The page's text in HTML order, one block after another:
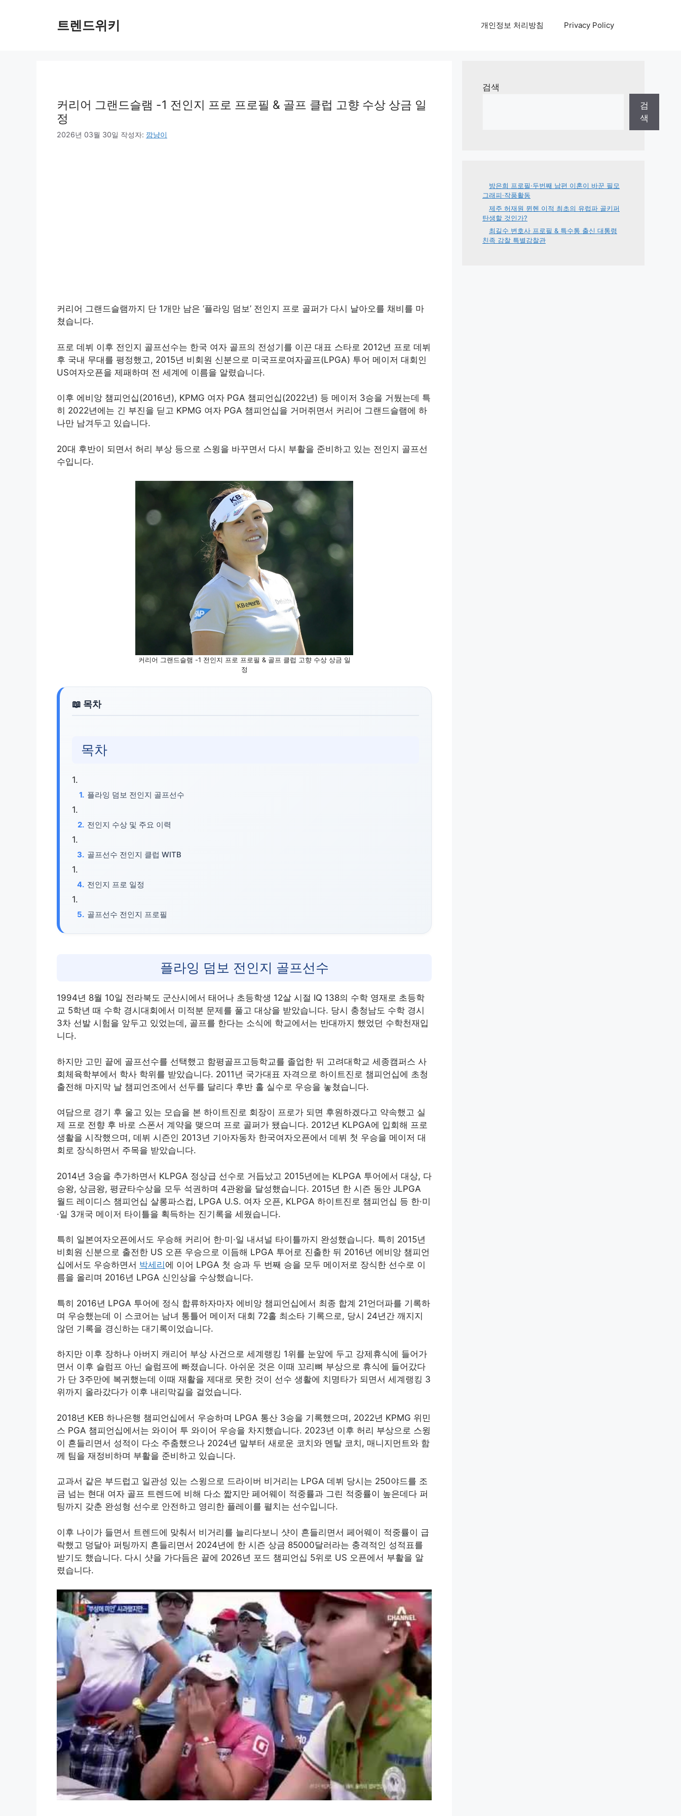
트렌드위키 개인정보 처리방침 Privacy Policy
커리어 그랜드슬램 -1 전인지 프로 프로필 & 골프 클럽 고향 수상 상금 일
정
2026년 03월 30일 작성자: 깜냥이
커리어 그랜드슬램까지 단 1개만 남은 ‘플라잉 덤보’ 전인지 프로 골퍼가 다시 날아오를 채비를 마
쳤습니다.
프로 데뷔 이후 전인지 골프선수는 한국 여자 골프의 전성기를 이끈 대표 스타로 2012년 프로 데뷔
후 국내 무대를 평정했고, 2015년 비회원 신분으로 미국프로여자골프(LPGA) 투어 메이저 대회인
US여자오픈을 제패하며 전 세계에 이름을 알렸습니다.
이후 에비앙 챔피언십(2016년), KPMG 여자 PGA 챔피언십(2022년) 등 메이저 3승을 거뒀는데 특
히 2022년에는 긴 부진을 딛고 KPMG 여자 PGA 챔피언십을 거머쥐면서 커리어 그랜드슬램에 하
나만 남겨두고 있습니다.
20대 후반이 되면서 허리 부상 등으로 스윙을 바꾸면서 다시 부활을 준비하고 있는 전인지 골프선
수입니다.
커리어 그랜드슬램 -1 전인지 프로 프로필 & 골프 클럽 고향 수상 상금 일
정
목차
플라잉 덤보 전인지 골프선수
전인지 수상 및 주요 이력
골프선수 전인지 클럽 WITB
전인지 프로 일정
골프선수 전인지 프로필
플라잉 덤보 전인지 골프선수
1994년 8월 10일 전라북도 군산시에서 태어나 초등학생 12살 시절 IQ 138의 수학 영재로 초등학
교 5학년 때 수학 경시대회에서 미적분 문제를 풀고 대상을 받았습니다. 당시 충청남도 수학 경시
3차 선발 시험을 앞두고 있었는데, 골프를 한다는 소식에 학교에서는 반대까지 했었던 수학천재입
니다.
하지만 고민 끝에 골프선수를 선택했고 함평골프고등학교를 졸업한 뒤 고려대학교 세종캠퍼스 사
회체육학부에서 학사 학위를 받았습니다. 2011년 국가대표 자격으로 하이트진로 챔피언십에 초청
출전해 마지막 날 챔피언조에서 선두를 달리다 후반 홀 실수로 우승을 놓쳤습니다.
여담으로 경기 후 울고 있는 모습을 본 하이트진로 회장이 프로가 되면 후원하겠다고 약속했고 실
제 프로 전향 후 바로 스폰서 계약을 맺으며 프로 골퍼가 됐습니다. 2012년 KLPGA에 입회해 프로
생활을 시작했으며, 데뷔 시즌인 2013년 기아자동차 한국여자오픈에서 데뷔 첫 우승을 메이저 대
회로 장식하면서 주목을 받았습니다.
2014년 3승을 추가하면서 KLPGA 정상급 선수로 거듭났고 2015년에는 KLPGA 투어에서 대상, 다
승왕, 상금왕, 평균타수상을 모두 석권하며 4관왕을 달성했습니다. 2015년 한 시즌 동안 JLPGA
월드 레이디스 챔피언십 살롱파스컵, LPGA U.S. 여자 오픈, KLPGA 하이트진로 챔피언십 등 한·미
·일 3개국 메이저 타이틀을 획득하는 진기록을 세웠습니다.
특히 일본여자오픈에서도 우승해 커리어 한·미·일 내셔널 타이틀까지 완성했습니다. 특히 2015년
비회원 신분으로 출전한 US 오픈 우승으로 이듬해 LPGA 투어로 진출한 뒤 2016년 에비앙 챔피언
십에서도 우승하면서 박세리 에 이어 LPGA 첫 승과 두 번째 승을 모두 메이저로 장식한 선수로 이
름을 올리며 2016년 LPGA 신인상을 수상했습니다.
특히 2016년 LPGA 투어에 정식 합류하자마자 에비앙 챔피언십에서 최종 합계 21언더파를 기록하
며 우승했는데 이 스코어는 남녀 통틀어 메이저 대회 72홀 최소타 기록으로, 당시 24년간 깨지지
않던 기록을 경신하는 대기록이었습니다.
하지만 이후 장하나 아버지 캐리어 부상 사건으로 세계랭킹 1위를 눈앞에 두고 강제휴식에 들어가
면서 이후 슬럼프 아닌 슬럼프에 빠졌습니다. 아쉬운 것은 이때 꼬리뼈 부상으로 휴식에 들어갔다
가 단 3주만에 복귀했는데 이때 재활을 제대로 못한 것이 선수 생활에 치명타가 되면서 세계랭킹 3
위까지 올라갔다가 이후 내리막길을 걸었습니다.
2018년 KEB 하나은행 챔피언십에서 우승하며 LPGA 통산 3승을 기록했으며, 2022년 KPMG 위민
스 PGA 챔피언십에서는 와이어 투 와이어 우승을 차지했습니다. 2023년 이후 허리 부상으로 스윙
이 흔들리면서 성적이 다소 주춤했으나 2024년 말부터 새로운 코치와 멘탈 코치, 매니지먼트와 함
께 팀을 재정비하며 부활을 준비하고 있습니다.
교과서 같은 부드럽고 일관성 있는 스윙으로 드라이버 비거리는 LPGA 데뷔 당시는 250야드를 조
금 넘는 현대 여자 골프 트렌드에 비해 다소 짧지만 페어웨이 적중률과 그린 적중률이 높은데다 퍼
팅까지 갖춘 완성형 선수로 안전하고 영리한 플레이를 펼치는 선수입니다.
이후 나이가 들면서 트렌드에 맞춰서 비거리를 늘리다보니 샷이 흔들리면서 페어웨이 적중률이 급
락했고 덩달아 퍼팅까지 흔들리면서 2024년에 한 시즌 상금 85000달러라는 충격적인 성적표를
받기도 했습니다. 다시 샷을 가다듬은 끝에 2026년 포드 챔피언십 5위로 US 오픈에서 부활을 알
렸습니다.
검색
검
색
방은희 프로필·두번째 남편 이혼이 바꾼 필모
그래피·작품활동
제주 허재원 뮌헨 이적 최초의 유럽파 골키퍼
탄생할 것인가?
최길수 변호사 프로필 & 특수통 출신 대통령
친족 감찰 특별감찰관